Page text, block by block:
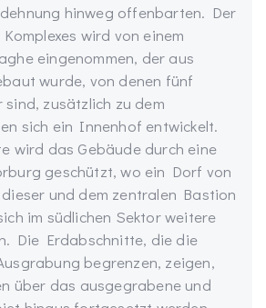
hinweg offenbarten. Der
wird von einem
eingenommen, der aus
wurde, von denen fünf
sind, zusätzlich zu dem
sich ein Innenhof entwickelt.
wird das Gebäude durch eine
geschützt, wo ein Dorf von
und dem zentralen Bastion
im südlichen Sektor weitere
Die Erdabschnitte, die die
begrenzen, zeigen,
über das ausgegrabene und